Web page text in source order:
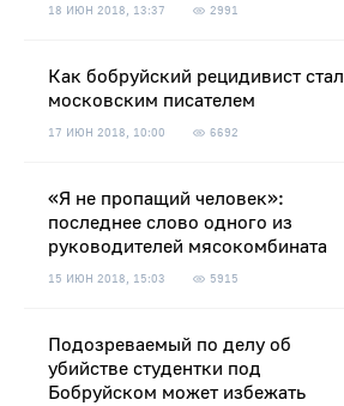
18 ИЮН 2018, 13:37 2991
Как бобруйский рецидивист стал
московским писателем
17 ИЮН 2018, 10:00 6692
«Я не пропащий человек»:
последнее слово одного из
руководителей мясокомбината
15 ИЮН 2018, 15:03 5915
Подозреваемый по делу об
убийстве студентки под
Бобруйском может избежать